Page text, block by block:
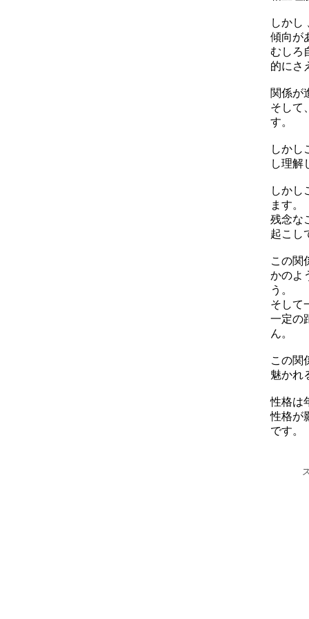
しかし
傾向が
むしろ
的にさ
関係が
そして
す。
しかし
し理解
しかし
ます。
残念な
起こし
この関
かのよ
う。
そして
一定の
ん。
この関
魅かれ
性格は
性格が
です。